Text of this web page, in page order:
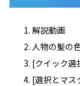
1. 解説動画
2. 人物の髪の
3. [クイック選
4. [選択とマス